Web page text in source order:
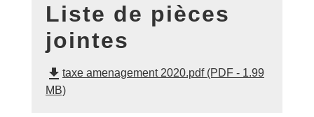
Liste de pièces
jointes
file_download taxe amenagement 2020.pdf (PDF - 1.99
MB)